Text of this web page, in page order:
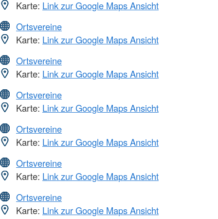
Karte: Link zur Google Maps Ansicht
Ortsvereine
Karte: Link zur Google Maps Ansicht
Ortsvereine
Karte: Link zur Google Maps Ansicht
Ortsvereine
Karte: Link zur Google Maps Ansicht
Ortsvereine
Karte: Link zur Google Maps Ansicht
Ortsvereine
Karte: Link zur Google Maps Ansicht
Ortsvereine
Karte: Link zur Google Maps Ansicht